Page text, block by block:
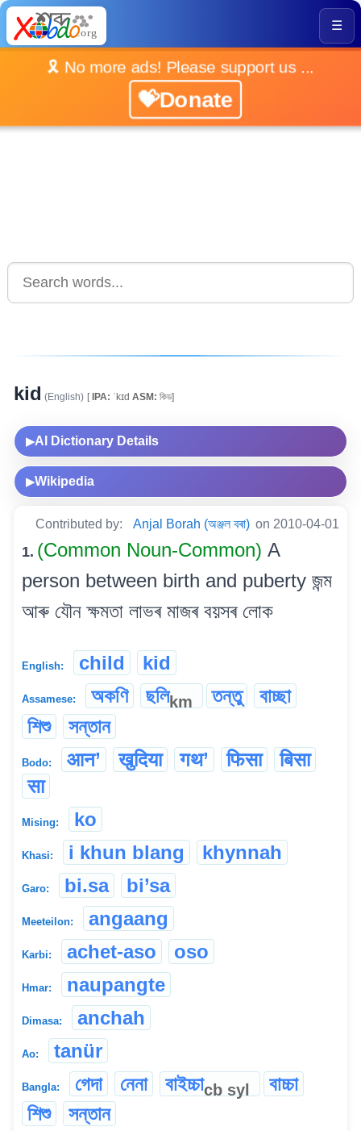
☰
🎗️ No more ads! Please support us ...
💝Donate
kid (English) [IPA: ˈkɪd ASM: কিড]
▶AI Dictionary Details
▶Wikipedia
Contributed by: Anjal Borah (অঞ্জল বৰা) on 2010-04-01
1. (Common Noun-Common) A
person between birth and puberty জন্ম
আৰু যৌন ক্ষমতা লাভৰ মাজৰ বয়সৰ লোক
English: child kid
Assamese: অকণি ছলিkm তন্তু
বাচ্ছা
শিশু
সন্তান
Bodo: आन’ खुदिया गथ’ फिसा
बिसा
सा
Mising: ko
Khasi: i khun blang khynnah
Garo: bi.sa bi’sa
Meeteilon: angaang
Karbi: achet-aso oso
Hmar: naupangte
Dimasa: anchah
Ao: tanür
Bangla: গেদা নেনা বাইচ্চাcb syl
বাচ্চা
শিশু
সন্তান